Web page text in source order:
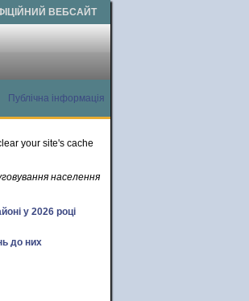
ВЕБСАЙТ
Публічна інформація
your site's cache
населення
у 2026 році
до них